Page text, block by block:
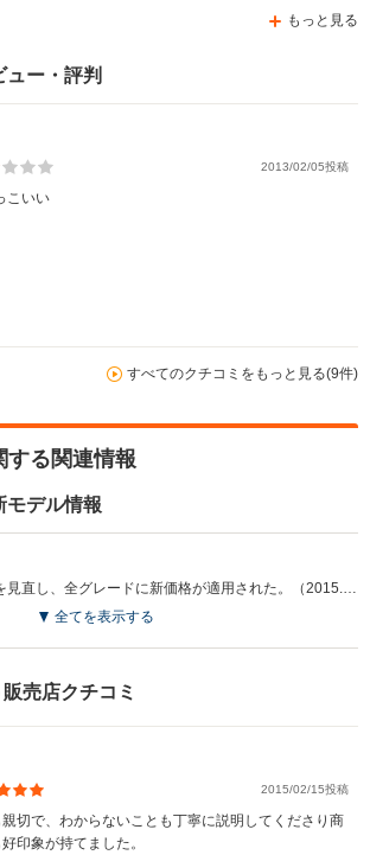
もっと見る
ー・評判
2013/02/05投稿
こいい
すべてのクチコミをもっと見る(9件)
する関連情報
モデル情報
全てを表示する
売店クチコミ
2015/02/15投稿
切で、わからないことも丁寧に説明してくださり商
印象が持てました。